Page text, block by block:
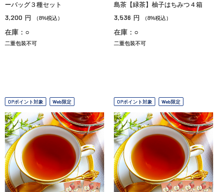
ーバッグ３種セット
3,200 円 （8%税込）
在庫：○
二重包装不可
島茶【緑茶】柚子はちみつ４箱
3,536 円 （8%税込）
在庫：○
二重包装不可
OPポイント対象 Web限定 OPポイント対象 Web限定